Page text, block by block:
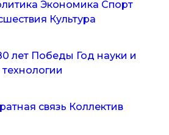
Экономика Спорт
Культура
лет Победы Год науки и
технологии
связь Коллектив